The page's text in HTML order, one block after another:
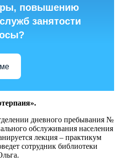
повышению
занятости
дневного пребывания №
обслуживания населения
лекция – практикум
сотрудник библиотеки